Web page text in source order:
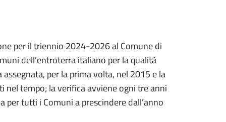
per il triennio 2024-2026 al Comune di
dell’entroterra italiano per la qualità
per la prima volta, nel 2015 e la
tempo; la verifica avviene ogni tre anni
per tutti i Comuni a prescindere dall’anno